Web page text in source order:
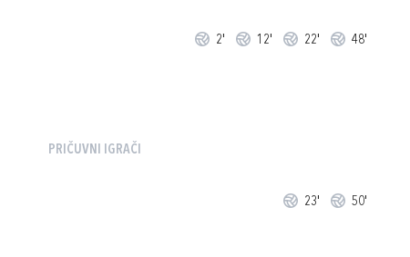
2' 12' 22' 48'
PRIČUVNI IGRAČI
23' 50'